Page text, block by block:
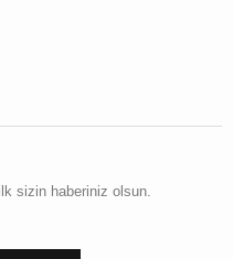
sizin haberiniz olsun.